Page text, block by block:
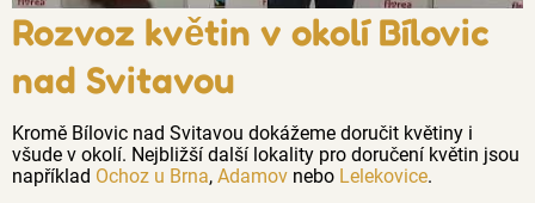
Rozvoz květin v okolí Bílovic
nad Svitavou
Kromě Bílovic nad Svitavou dokážeme doručit květiny i
všude v okolí. Nejbližší další lokality pro doručení květin jsou
například Ochoz u Brna, Adamov nebo Lelekovice.